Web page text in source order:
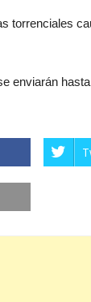
torrenciales
enviarán